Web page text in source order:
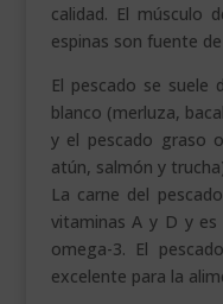
calidad. El músculo
espinas son fuente
El pescado se suele
blanco (merluza,
y el pescado graso
atún, salmón y
La carne del
vitaminas A y D y es
omega-3. El
excelente para la